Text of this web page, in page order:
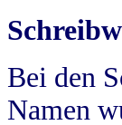
Bei den
Namen